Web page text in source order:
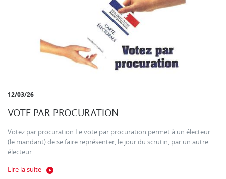
12/03/26
VOTE PAR PROCURATION
Votez par procuration Le vote par procuration permet à un électeur
(le mandant) de se faire représenter, le jour du scrutin, par un autre
électeur...
Lire la suite